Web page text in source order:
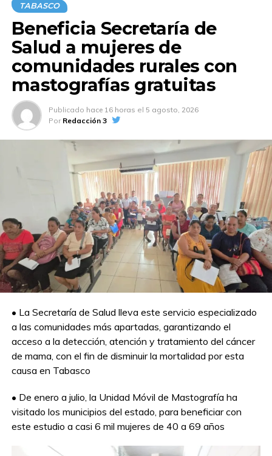
Derecho de la UJAT: rector
NO TE PIERDAS
TRADICIÓN Y ORGULLO: ASÍ SE VIVIÓ LA
FINAL DE EXPRESIONES CULTURALES EN
TABASCO
TABASCO
Beneficia Secretaría de
Salud a mujeres de
comunidades rurales con
mastografías gratuitas
Publicado hace 16 horas el 5 agosto, 2026
Por Redacción 3
• La Secretaría de Salud lleva este servicio especializado
a las comunidades más apartadas, garantizando el
acceso a la detección, atención y tratamiento del cáncer
de mama, con el fin de disminuir la mortalidad por esta
causa en Tabasco
• De enero a julio, la Unidad Móvil de Mastografía ha
visitado los municipios del estado, para beneficiar con
este estudio a casi 6 mil mujeres de 40 a 69 años